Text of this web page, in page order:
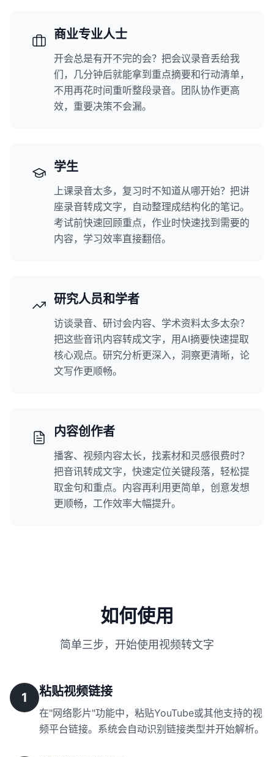
商业专业人士
开会总是有开不完的会？把会议录音丢给我
们，几分钟后就能拿到重点摘要和行动清单，
不用再花时间重听整段录音。团队协作更高
效，重要决策不会漏。
学生
上课录音太多，复习时不知道从哪开始？把讲
座录音转成文字，自动整理成结构化的笔记。
考试前快速回顾重点，作业时快速找到需要的
内容，学习效率直接翻倍。
研究人员和学者
访谈录音、研讨会内容、学术资料太多太杂？
把这些音讯内容转成文字，用AI摘要快速提取
核心观点。研究分析更深入，洞察更清晰，论
文写作更顺畅。
内容创作者
播客、视频内容太长，找素材和灵感很费时？
把音讯转成文字，快速定位关键段落，轻松提
取金句和重点。内容再利用更简单，创意发想
更顺畅，工作效率大幅提升。
如何使用
简单三步，开始使用视频转文字
1 粘贴视频链接
在"网络影片"功能中，粘贴YouTube或其他支持的视
频平台链接。系统会自动识别链接类型并开始解析。